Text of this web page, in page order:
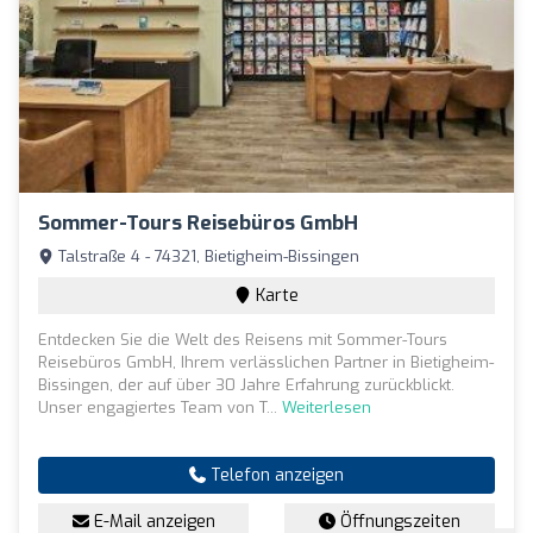
Sommer-Tours Reisebüros GmbH
Talstraße 4 - 74321, Bietigheim-Bissingen
Karte
Entdecken Sie die Welt des Reisens mit Sommer-Tours
Reisebüros GmbH, Ihrem verlässlichen Partner in Bietigheim-
Bissingen, der auf über 30 Jahre Erfahrung zurückblickt.
Unser engagiertes Team von T... Weiterlesen
Telefon anzeigen
E-Mail anzeigen Öffnungszeiten